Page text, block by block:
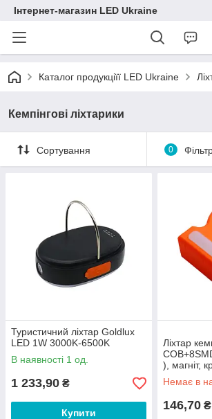
Інтернет-магазин LED Ukraine
Каталог продукціїї LED Ukraine
Кемпінгові ліхтарики
Сортування 0
Туристичний ліхтар Goldlux
LED 1W 3000K-6500K
В наявності 1 од.
1 233,90 ₴
Купити
Ліхтар
), магніт,
сирена,
Немає в
146,70 ₴